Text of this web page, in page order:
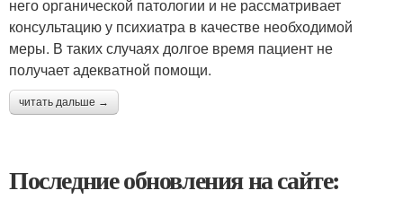
него органической патологии и не рассматривает
консультацию у психиатра в качестве необходимой
меры. В таких случаях долгое время пациент не
получает адекватной помощи.
читать дальше →
Последние обновления на сайте: